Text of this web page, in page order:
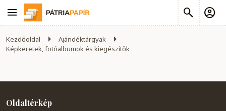
Kezdőoldal
Ajándéktárgyak
Képkeretek, fotóalbumok és kiegészítők
Oldaltérkép